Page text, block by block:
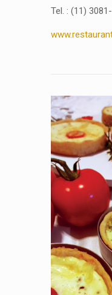
Tel. : (11)